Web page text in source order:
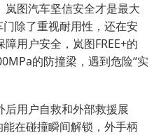
图汽车坚信安全才是最大
门除了重视耐用性，还在安
用户安全，岚图FREE+的
的防撞梁，遇到危险“实
用户自救和外部救援展
在碰撞瞬间解锁，外手柄